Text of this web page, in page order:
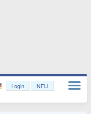
Login NEU